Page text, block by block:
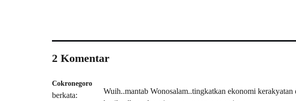
2 Komentar
Cokronegoro
berkata:
Wuih..mantab Wonosalam..tingkatkan ekonomi